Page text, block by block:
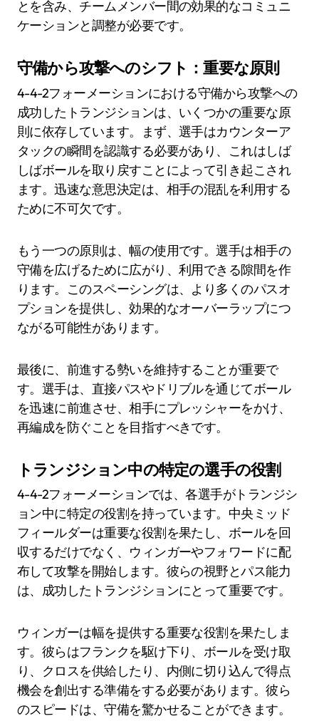
とを含み、チームメンバー間の効果的なコミュニ
ケーションと調整が必要です。
守備から攻撃へのシフト：重要な原則
4-4-2フォーメーションにおける守備から攻撃への
成功したトランジションは、いくつかの重要な原
則に依存しています。まず、選手はカウンターア
タックの瞬間を認識する必要があり、これはしば
しばボールを取り戻すことによって引き起こされ
ます。迅速な意思決定は、相手の混乱を利用する
ために不可欠です。
もう一つの原則は、幅の使用です。選手は相手の
守備を広げるために広がり、利用できる隙間を作
ります。このスペーシングは、より多くのパスオ
プションを提供し、効果的なオーバーラップにつ
ながる可能性があります。
最後に、前進する勢いを維持することが重要で
す。選手は、直接パスやドリブルを通じてボール
を迅速に前進させ、相手にプレッシャーをかけ、
再編成を防ぐことを目指すべきです。
トランジション中の特定の選手の役割
4-4-2フォーメーションでは、各選手がトランジシ
ョン中に特定の役割を持っています。中央ミッド
フィールダーは重要な役割を果たし、ボールを回
収するだけでなく、ウィンガーやフォワードに配
布して攻撃を開始します。彼らの視野とパス能力
は、成功したトランジションにとって重要です。
ウィンガーは幅を提供する重要な役割を果たしま
す。彼らはフランクを駆け下り、ボールを受け取
り、クロスを供給したり、内側に切り込んで得点
機会を創出する準備をする必要があります。彼ら
のスピードは、守備を驚かせることができます。